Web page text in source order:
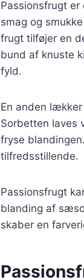
Passionsfrugt
smag og
frugt tilføjer en
bund af knuste
fyld.
En anden
Sorbetten laves
fryse
tilfredsstillende.
Passionsfrugt
blanding af
skaber en